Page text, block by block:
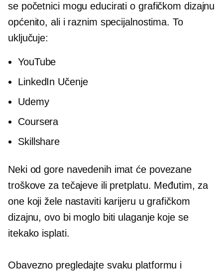
se početnici mogu educirati o grafičkom dizajnu
općenito, ali i raznim specijalnostima. To
uključuje:
YouTube
LinkedIn Učenje
Udemy
Coursera
Skillshare
Neki od gore navedenih imat će povezane
troškove za tečajeve ili pretplatu. Međutim, za
one koji žele nastaviti karijeru u grafičkom
dizajnu, ovo bi moglo biti ulaganje koje se
itekako isplati.
Obavezno pregledajte svaku platformu i